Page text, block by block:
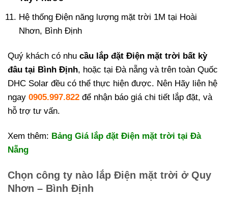
Hệ thống Điện năng lượng mặt trời 1M tại Hoài
Nhơn, Bình Định
Quý khách có nhu cầu lắp đặt Điện mặt trời bất kỳ
đâu tại Bình Định, hoặc tại Đà nẵng và trên toàn Quốc
DHC Solar đều có thể thực hiện được. Nên Hãy liên hệ
ngay 0905.997.822 để nhận báo giá chi tiết lắp đặt, và
hỗ trợ tư vấn.
Xem thêm: Bảng Giá lắp đặt Điện mặt trời tại Đà
Nẵng
Chọn công ty nào lắp Điện mặt trời ở Quy
Nhơn – Bình Định